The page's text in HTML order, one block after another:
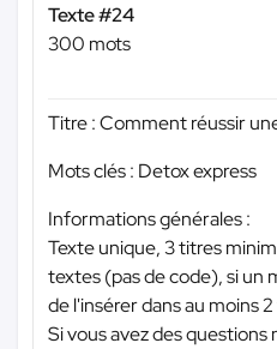
Texte #24
300 mots
Titre : Comment réussir
Mots clés : Detox express
Informations générales :
Texte unique, 3 titres
textes (pas de code), si un
de l'insérer dans au moins
Si vous avez des questions